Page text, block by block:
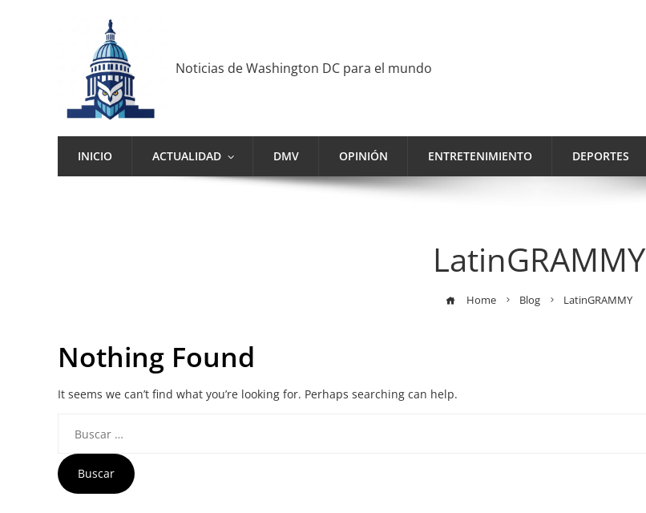
Noticias de Washington DC para el mundo
INICIO ACTUALIDAD DMV OPINIÓN ENTRETENIMIENTO DEPORTES
LatinGRAMMY
Home Blog LatinGRAMMY
Nothing Found
It seems we can’t find what you’re looking for. Perhaps searching can help.